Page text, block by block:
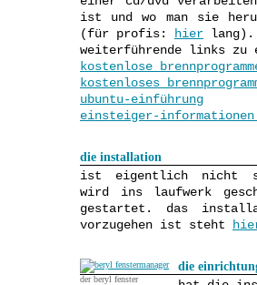
ist und wo man sie
(für profis:
hier lang).
weiterführende links zu
kostenlose
kostenloses
ubuntu-einführung
einsteiger-
die installation
ist eigentlich nicht
wird ins laufwerk
gestartet. das
vorzugehen ist steht
der beryl fenster
die